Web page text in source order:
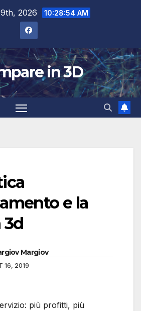
2026 10:28:55 AM
in 3D
e la
3d
Margiov
16, 2019
più profitti, più